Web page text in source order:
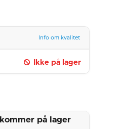
Info om kvalitet
Ikke på lager
på lager